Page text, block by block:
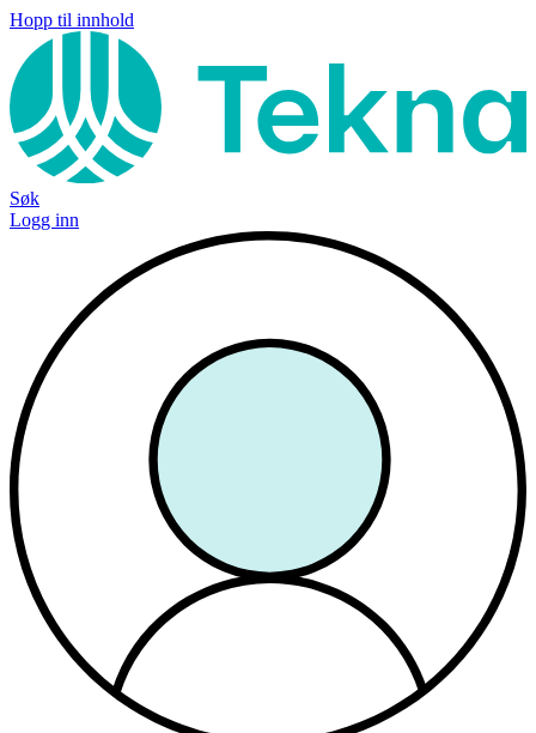
Hopp til innhold
Søk
Logg inn